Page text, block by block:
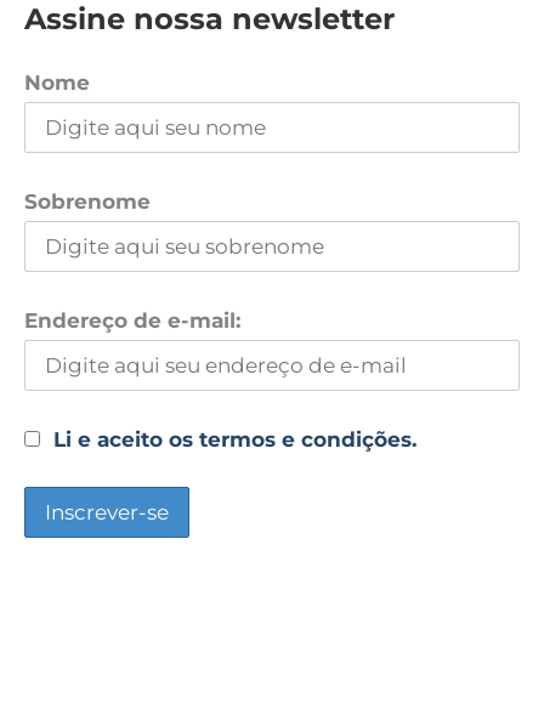
Assine nossa newsletter
Nome
Sobrenome
Endereço de e-mail:
Li e aceito os termos e condições.